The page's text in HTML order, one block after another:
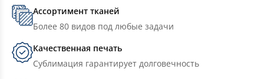
Ассортимент тканей
Более 80 видов под любые задачи
Качественная печать
Сублимация гарантирует долговечность